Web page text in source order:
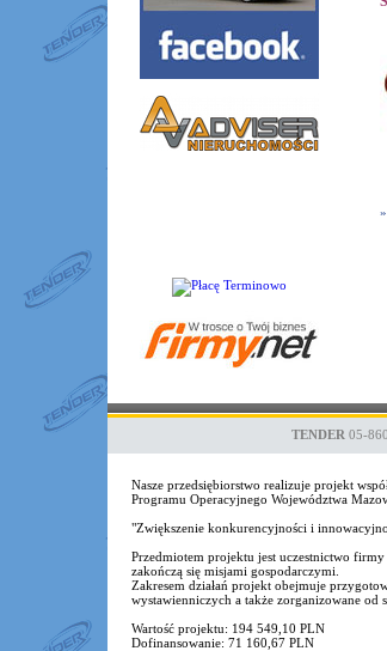
TENDER 05-860
Nasze przedsiębiorstwo realizuje projekt
Programu Operacyjnego Województwa
"Zwiększenie konkurencyjności i
Przedmiotem projektu jest uczestnictwo
zakończą się misjami gospodarczymi.
Zakresem działań projekt obejmuje
wystawienniczych a także zorganizowane
Wartość projektu: 194 549,10 PLN
Dofinansowanie: 71 160,67 PLN